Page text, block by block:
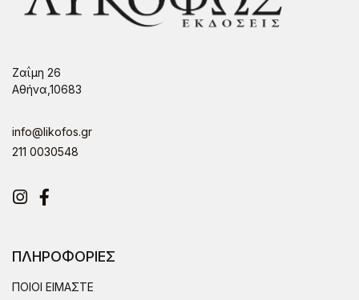
Ζαΐμη 26
Αθήνα,10683
info@likofos.gr
211 0030548
Instagram
Facebook
ΠΛΗΡΟΦΟΡΙΕΣ
ΠΟΙΟΙ ΕΙΜΑΣΤΕ